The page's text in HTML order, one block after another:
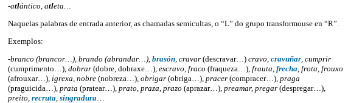
-atlántico, atleta…
Naquelas palabras de entrada anterior, as chamadas semicultas, o “L” do grupo transformouse en “R”.
Exemplos:
-branco (brancor…), brando (abrandar…), brasón , cravar (descravar…) cravo, cravuñar , cumprir
(cumprimento…), dobrar (dobre, dobraxe…), escravo, fraco (fraqueza…), frauta, frecha , frota, frouxo
(afrouxar…) , igrexa, nobre (nobreza…) , obrigar (obriga…) , pracer (compracer…) , praga
(praguicida…) , prata (pratear…) , prato, praza, prazo (aprazar…) , preamar, pregar (despregar…)
preito, recruta singradura